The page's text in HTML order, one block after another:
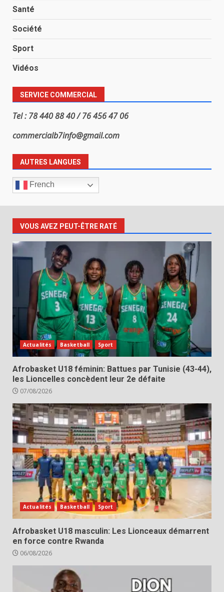
Santé
Société
Sport
Vidéos
SERVICE COMMERCIAL
Tel : 78 440 88 40 / 76 456 47 06
commercialb7info@gmail.com
AUTRES LANGUES
French
VOUS AVEZ PEUT-ÊTRE RATÉ
Actualités Basketball Sport
Afrobasket U18 féminin: Battues par Tunisie (43-44),
les Lioncelles concèdent leur 2e défaite
07/08/2026
Actualités Basketball Sport
Afrobasket U18 masculin: Les Lionceaux démarrent
en force contre Rwanda
06/08/2026